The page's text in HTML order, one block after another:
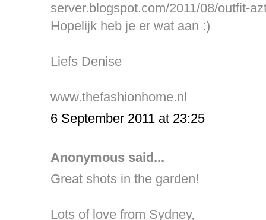
server.blogspot.com/2011/08/outfit-
Hopelijk heb je er wat aan :)
Liefs Denise
www.thefashionhome.nl
6 September 2011 at 23:25
Anonymous said...
Great shots in the garden!
Lots of love from Sydney,